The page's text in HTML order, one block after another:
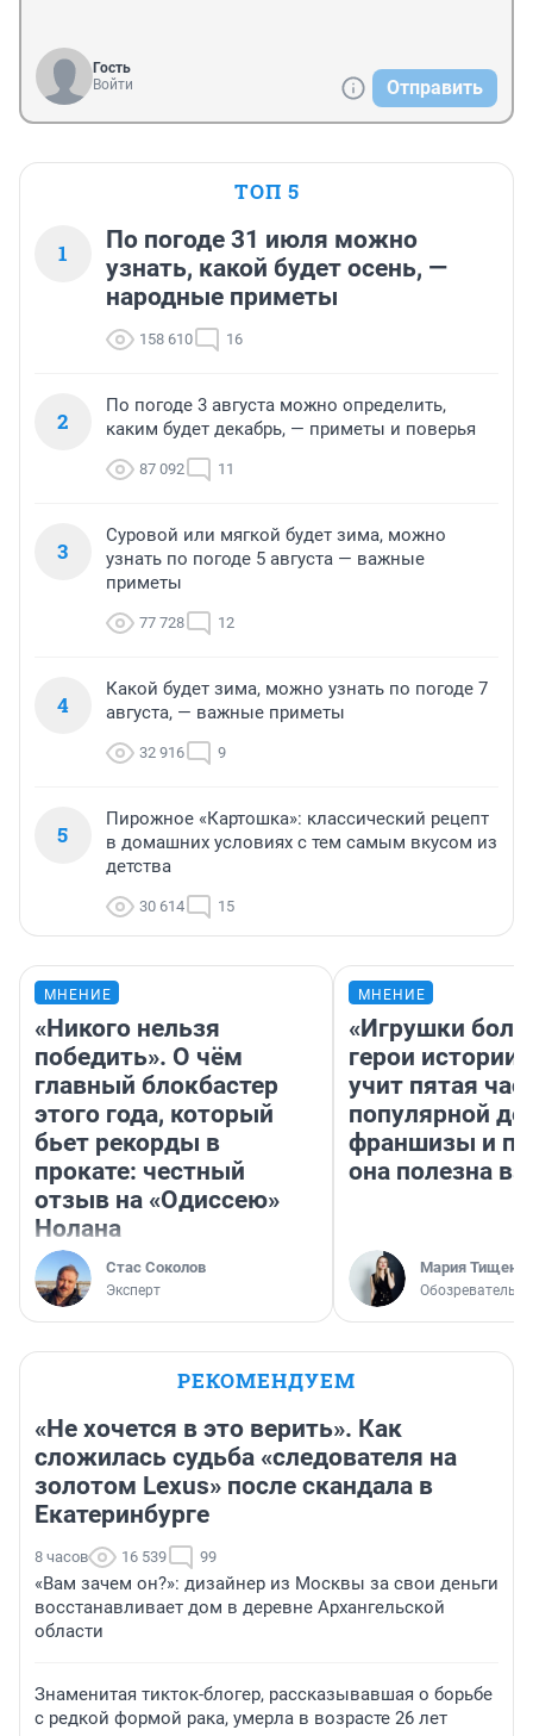
Гость
Войти
Отправить
ТОП 5
1
По погоде 31 июля можно
узнать, какой будет осень, —
народные приметы
158 610 16
2
По погоде 3 августа можно определить,
каким будет декабрь, — приметы и поверья
87 092 11
3
Суровой или мягкой будет зима, можно
узнать по погоде 5 августа — важные
приметы
77 728 12
4
Какой будет зима, можно узнать по погоде 7
августа, — важные приметы
32 916 9
5
Пирожное «Картошка»: классический рецепт
в домашних условиях с тем самым вкусом из
детства
30 614 15
МНЕНИЕ
«Никого нельзя
победить». О чём
главный блокбастер
этого года, который
бьет рекорды в
прокате: честный
отзыв на «Одиссею»
Нолана
Стас Соколов
Эксперт
МНЕНИЕ
«Игрушки
герои
учит пятая
популярной
франшизы и
она полезна
Мария Тищенко
Обозреватель
РЕКОМЕНДУЕМ
«Не хочется в это верить». Как
сложилась судьба «следователя на
золотом Lexus» после скандала в
Екатеринбурге
8 часов 16 539 99
«Вам зачем он?»: дизайнер из Москвы за свои деньги
восстанавливает дом в деревне Архангельской
области
Знаменитая тикток-блогер, рассказывавшая о борьбе
с редкой формой рака, умерла в возрасте 26 лет